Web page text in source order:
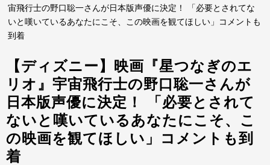
宙飛行士の野口聡一さんが日本版声優に決定！ 「必要とされてな
いと嘆いているあなたにこそ、この映画を観てほしい」コメントも
到着
【ディズニー】映画『星つなぎのエ
リオ』宇宙飛行士の野口聡一さんが
日本版声優に決定！ 「必要とされて
ないと嘆いているあなたにこそ、こ
の映画を観てほしい」コメントも到
着